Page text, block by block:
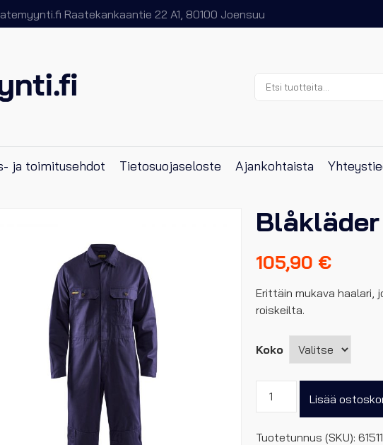
Raatekankaantie 22 A1, 80100 Joensuu
Etsi:
ja toimitusehdot Tietosuojaseloste Ajankohtaista
105,90 €
Erittäin mukava haalari,
roiskeilta.
Koko
puuvillahaalari
Lisää
Tuotetunnus (SKU):